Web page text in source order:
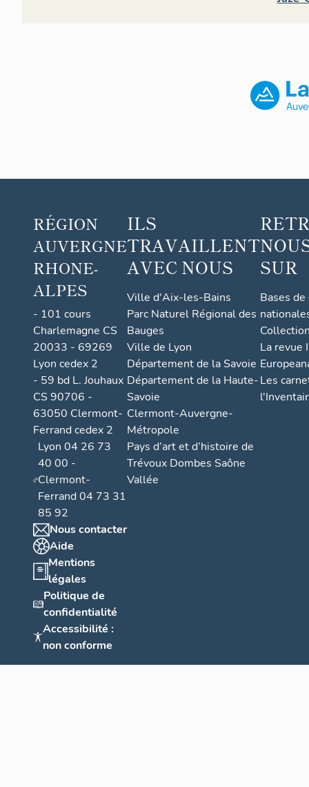
RÉGION
AUVERGNE
RHONE-
ALPES
- 101 cours
Charlemagne CS
20033 - 69269
Lyon cedex 2
- 59 bd L. Jouhaux
CS 90706 -
63050 Clermont-
Ferrand cedex 2
Lyon 04 26 73
40 00 -
Clermont-
Ferrand 04 73 31
85 92
Nous contacter
Aide
Mentions
légales
Politique de
confidentialité
Accessibilité :
non conforme
ILS
TRAVAILLENT
AVEC NOUS
Ville d'Aix-les-Bains
Parc Naturel Régional des
Bauges
Ville de Lyon
Département de la Savoie
Département de la Haute-
Savoie
Clermont-Auvergne-
Métropole
Pays d’art et d’histoire de
Trévoux Dombes Saône
Vallée
SUR
Bases
La revue
Les